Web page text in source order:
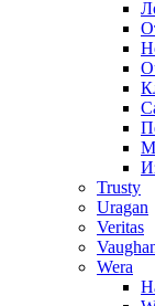
Trusty
Uragan
Veritas
Wera